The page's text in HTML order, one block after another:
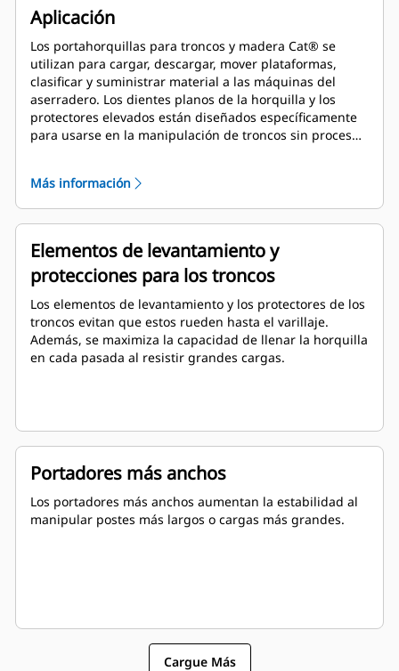
Aplicación
Los portahorquillas para troncos y madera Cat® se
utilizan para cargar, descargar, mover plataformas,
clasificar y suministrar material a las máquinas del
aserradero. Los dientes planos de la horquilla y los
protectores elevados están diseñados específicamente
para usarse en la manipulación de troncos sin procesar
Más información
Elementos de levantamiento y
protecciones para los troncos
Los elementos de levantamiento y los protectores de los
troncos evitan que estos rueden hasta el varillaje.
Además, se maximiza la capacidad de llenar la horquilla
en cada pasada al resistir grandes cargas.
Portadores más anchos
Los portadores más anchos aumentan la estabilidad al
manipular postes más largos o cargas más grandes.
Cargue Más